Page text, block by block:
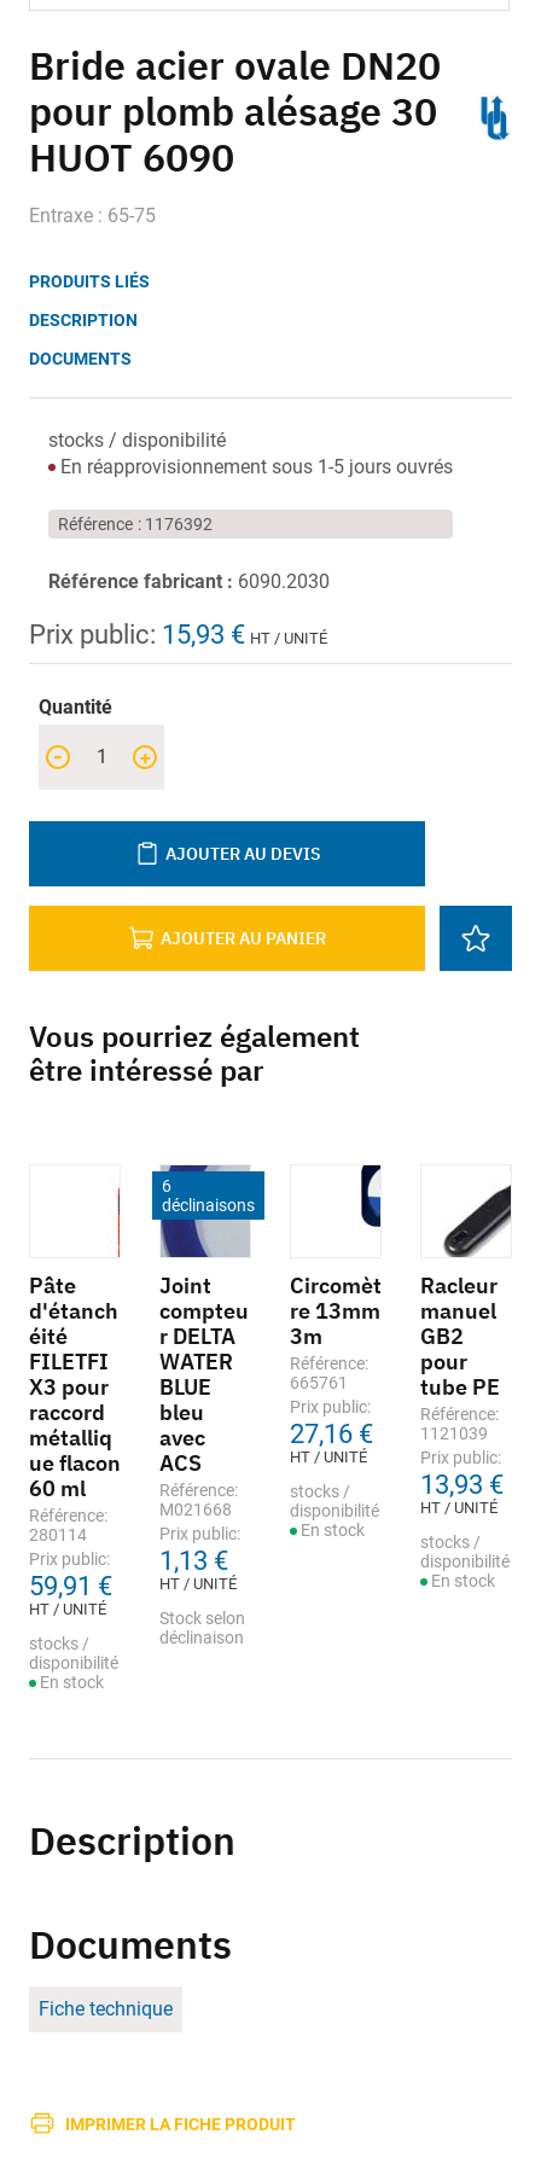
to
the
beginning
of
the
gallery
Bride acier ovale DN20
pour plomb alésage 30
HUOT 6090
Entraxe : 65-75
PRODUITS LIÉS
DESCRIPTION
DOCUMENTS
stocks / disponibilité
En réapprovisionnement sous 1-5 jours ouvrés
Référence 1176392
Référence fabricant : 6090.2030
Prix public: 15,93 € HT / UNITÉ
Quantité
+
-
AJOUTER AU PANIER
AJOUTER AU DEVIS
Vous pourriez également
être intéressé par
Pâte
d'étanch
éité
FILETFI
X3 pour
raccord
métalliq
ue flacon
60 ml
Référence:
280114
Prix public:
59,91 €
HT / UNITÉ
stocks /
disponibilité
En stock
6
déclinaisons
Joint
compteu
r DELTA
WATER
BLUE
bleu
avec
ACS
Référence:
M021668
Prix public:
1,13 €
HT / UNITÉ
Stock selon
déclinaison
Circomèt
re 13mm
3m
Référence:
665761
Prix public:
27,16 €
HT / UNITÉ
stocks /
disponibilité
En stock
Racleur
manuel
GB2
pour
tube PE
Référence:
1121039
Prix public:
13,93 €
HT / UNITÉ
stocks /
disponibilité
En stock
Description
Documents
Fiche technique
IMPRIMER LA FICHE PRODUIT